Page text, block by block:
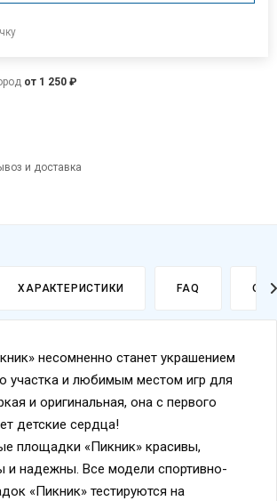
от 1 250 ₽
и доставка
ХАРАКТЕРИСТИКИ FAQ
несомненно станет украшением
участка и любимым местом игр для
и оригинальная, она с первого
детские сердца!
площадки «Пикник» красивы,
и надежны. Все модели спортивно-
«Пикник» тестируются на